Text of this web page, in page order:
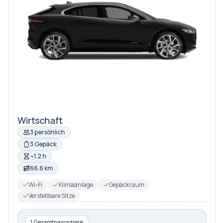
Wirtschaft
3 persönlich
3 Gepäck
~1.2 h
66.6 km
Wi-Fi
Klimaanlage
Gepäckraum
Verstellbare Sitze